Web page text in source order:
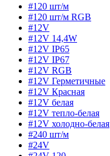
#120 шт/м
#120 шт/м RGB
#12V
#12V 14,4W
#12V IP65
#12V IP67
#12V RGB
#12V Герметичные
#12V Красная
#12V белая
#12V тепло-белая
#12V холодно-белая
#240 шт/м
#24V